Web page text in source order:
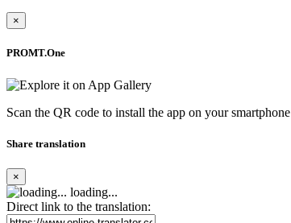
×
PROMT.One
Scan the QR code to install the app on your smartphone
Share translation
×
loading...
Direct link to the translation: